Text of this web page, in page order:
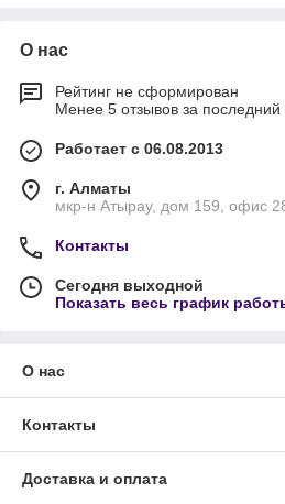
О нас
Рейтинг не сформирован
Менее 5 отзывов за последний
Работает с 06.08.2013
г. Алматы
мкр-н Атырау, дом 159, офис
Контакты
Сегодня выходной
Показать весь график
О нас
Контакты
Доставка и оплата